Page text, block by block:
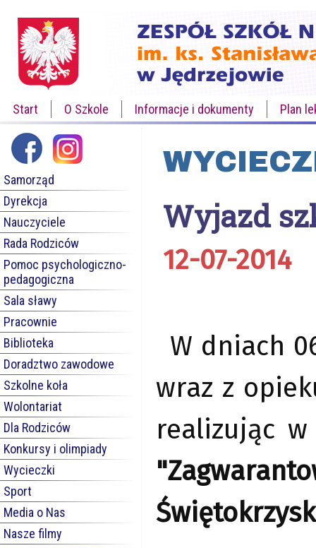
Start O Szkole Informacje i dokumenty Plan
Samorząd
Dyrekcja
Nauczyciele
Rada Rodziców
Pomoc psychologiczno-
pedagogiczna
Sala sławy
Pracownie
Biblioteka
Doradztwo zawodowe
Szkolne koła
Wolontariat
Dla Rodziców
Konkursy i olimpiady
Wycieczki
Sport
Media o Nas
Nasze filmy
Wyjazd
12-07-2014
W dniach
wraz z
realizując